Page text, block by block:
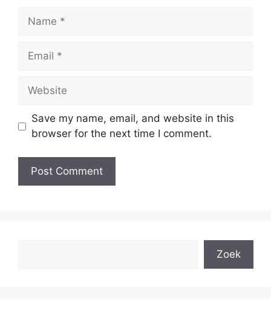
Name
Email
Website
Save my name, email, and website in this
browser for the next time I comment.
Zoek